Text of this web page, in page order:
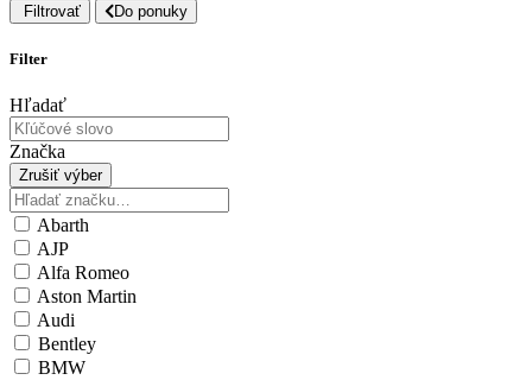
Filtrovať Do ponuky
Filter
Hľadať
Značka
Zrušiť výber
Abarth
AJP
Alfa Romeo
Aston Martin
Audi
Bentley
BMW